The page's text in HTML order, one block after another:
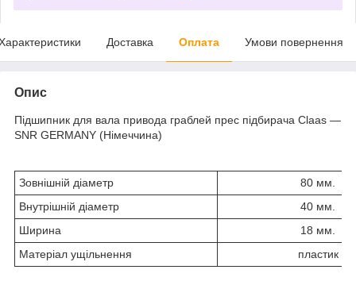
Доставка Оплата Умови повернення
Опис
Підшипник для вала привода граблей прес підбирача Claas —
SNR GERMANY (Німеччина)
Зовнішній діаметр
80 мм.
Внутрішній діаметр
40 мм.
Ширина
18 мм.
Матеріал ущільнення
пластик